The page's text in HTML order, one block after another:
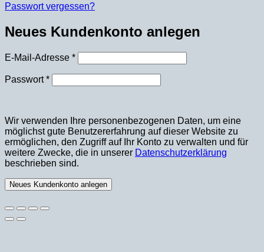
Passwort vergessen?
Neues Kundenkonto anlegen
E-Mail-Adresse *Erforderlich
Passwort*Erforderlich
Wir verwenden Ihre personenbezogenen Daten, um eine
möglichst gute Benutzererfahrung auf dieser Website zu
ermöglichen, den Zugriff auf Ihr Konto zu verwalten und für
weitere Zwecke, die in unserer Datenschutzerklärung
beschrieben sind.
Neues Kundenkonto anlegen